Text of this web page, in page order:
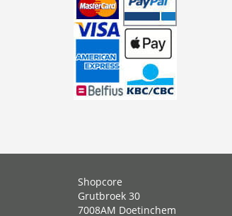
Shopcore
Grutbroek 30
7008AM Doetinchem